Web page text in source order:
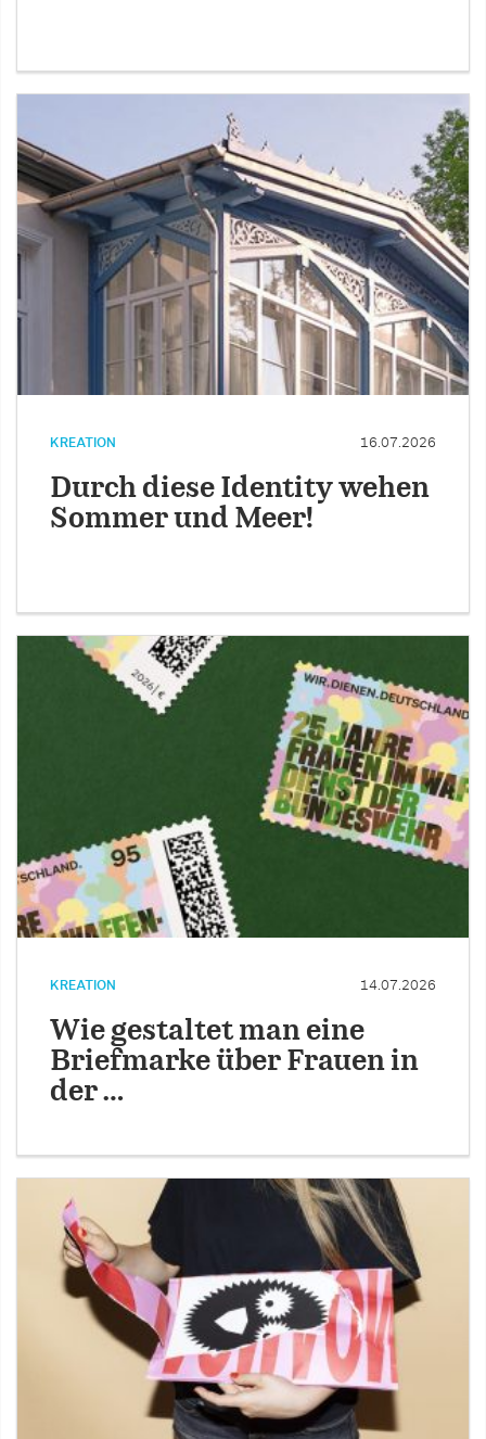
KREATION 16.07.2026
Durch diese Identity wehen
Sommer und Meer!
KREATION 14.07.2026
Wie gestaltet man eine
Briefmarke über Frauen in
der …